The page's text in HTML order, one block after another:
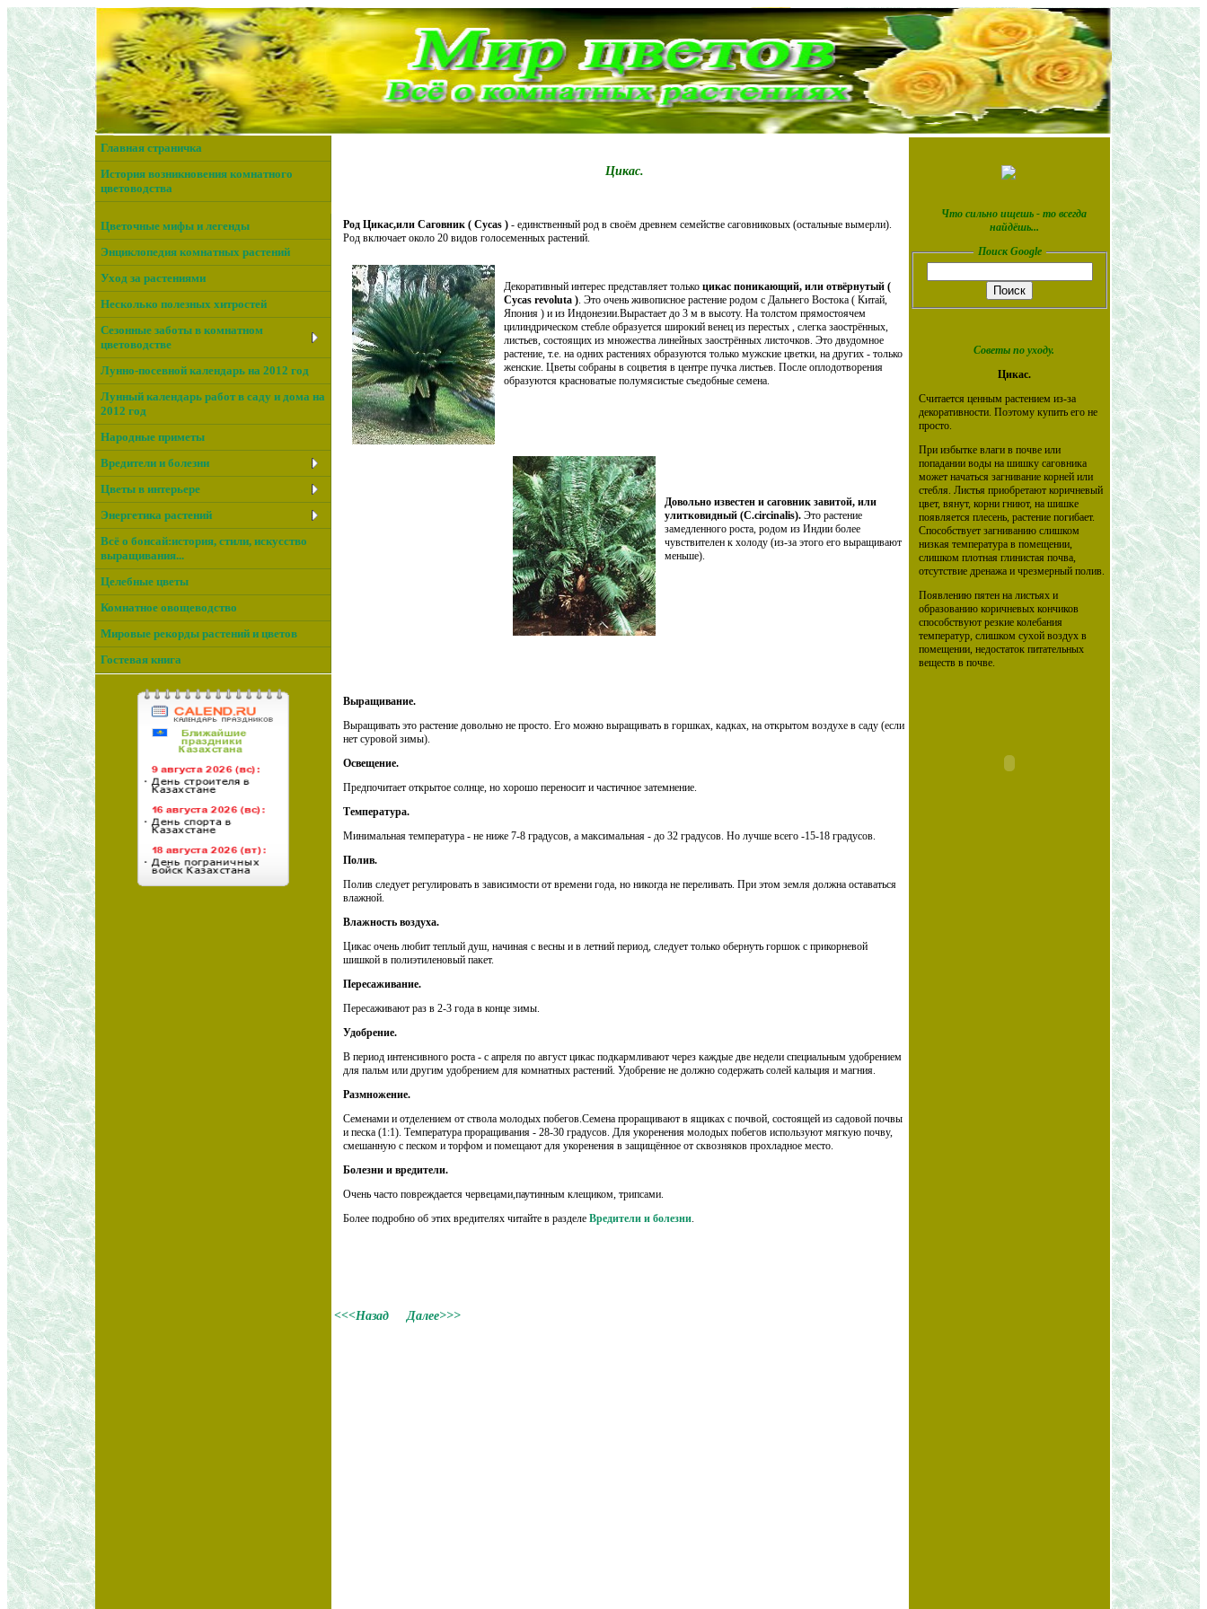
Главная страничка
История возникновения комнатного
цветоводства
Цветочные мифы и легенды
Энциклопедия комнатных растений
Уход за растениями
Несколько полезных хитростей
Сезонные заботы в комнатном
цветоводстве
Лунно-посевной календарь на 2012 год
Лунный календарь работ в саду и дома на
2012 год
Народные приметы
Вредители и болезни
Цветы в интерьере
Энергетика растений
Всё о бонсай:история, стили, искусство
выращивания...
Целебные цветы
Комнатное овощеводство
Мировые рекорды растений и цветов
Гостевая книга
Цикас.
Род Цикас,или Саговник ( Cycas ) - единственный род в своём древнем семействе саговниковых (остальные вымерли).
Род включает около 20 видов голосеменных растений.
Декоративный интерес представляет только цикас поникающий, или отвёрнутый (
Cycas revoluta ). Это очень живописное растение родом с Дальнего Востока ( Китай,
Япония ) и из Индонезии.Вырастает до 3 м в высоту. На толстом прямостоячем
цилиндрическом стебле образуется широкий венец из перестых , слегка заострённых,
листьев, состоящих из множества линейных заострённых листочков. Это двудомное
растение, т.е. на одних растениях образуются только мужские цветки, на других - только
женские. Цветы собраны в соцветия в центре пучка листьев. После оплодотворения
образуются красноватые полумясистые съедобные семена.
Довольно известен и саговник завитой, или
улитковидный (C.circinalis). Это растение
замедленного роста, родом из Индии более
чувствителен к холоду (из-за этого его выращивают
меньше).
Выращивание.
Выращивать это растение довольно не просто. Его можно выращивать в горшках, кадках, на открытом воздухе в саду (если
нет суровой зимы).
Освещение.
Предпочитает открытое солнце, но хорошо переносит и частичное затемнение.
Температура.
Минимальная температура - не ниже 7-8 градусов, а максимальная - до 32 градусов. Но лучше всего -15-18 градусов.
Полив.
Полив следует регулировать в зависимости от времени года, но никогда не переливать. При этом земля должна оставаться
влажной.
Влажность воздуха.
Цикас очень любит теплый душ, начиная с весны и в летний период, следует только обернуть горшок с прикорневой
шишкой в полиэтиленовый пакет.
Пересаживание.
Пересаживают раз в 2-3 года в конце зимы.
Удобрение.
В период интенсивного роста - с апреля по август цикас подкармливают через каждые две недели специальным удобрением
для пальм или другим удобрением для комнатных растений. Удобрение не должно содержать солей кальция и магния.
Размножение.
Семенами и отделением от ствола молодых побегов.Семена проращивают в ящиках с почвой, состоящей из садовой почвы
и песка (1:1). Температура проращивания - 28-30 градусов. Для укоренения молодых побегов используют мягкую почву,
смешанную с песком и торфом и помещают для укоренения в защищённое от сквозняков прохладное место.
Болезни и вредители.
Очень часто повреждается червецами,паутинным клещиком, трипсами.
Более подробно об этих вредителях читайте в разделе Вредители и болезни.
<<<Назад Далее>>>
Что сильно ищешь - то всегда
найдёшь...
Поиск Google
Советы по уходу.
Цикас.
Считается ценным растением из-за
декоративности. Поэтому купить его не
просто.
При избытке влаги в почве или
попадании воды на шишку саговника
может начаться загнивание корней или
стебля. Листья приобретают коричневый
цвет, вянут, корни гниют, на шишке
появляется плесень, растение погибает.
Способствует загниванию слишком
низкая температура в помещении,
слишком плотная глинистая почва,
отсутствие дренажа и чрезмерный полив.
Появлению пятен на листьях и
образованию коричневых кончиков
способствуют резкие колебания
температур, слишком сухой воздух в
помещении, недостаток питательных
веществ в почве.